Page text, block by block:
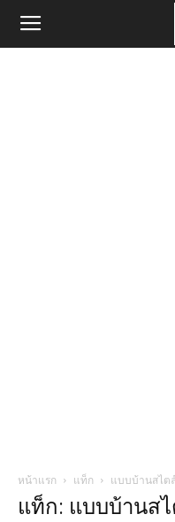
หน้าแรก แท็ก แบบบ้านสไต
แท็ก: แบบบ้านส